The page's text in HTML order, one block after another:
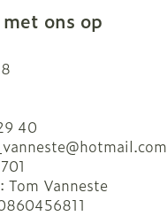
ons op
40
hotmail.com
Tom Vanneste